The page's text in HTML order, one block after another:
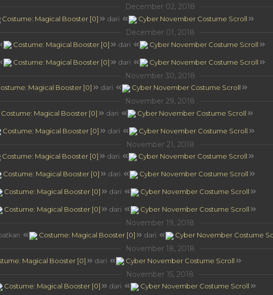
December 02, 2018
Costume: Magical Booster [0] dari Cyber November Costume Scroll
December 01, 2018
Costume: Magical Booster [0] dari Cyber November Costume Scroll
Costume: Magical Booster [0] dari Cyber November Costume Scroll
November 30, 2018
Magical Booster [0] dari Cyber November Costume Scroll
November 29, 2018
Costume: Magical Booster [0] dari Cyber November Costume Scroll
Costume: Magical Booster [0] dari Cyber November Costume Scroll
November 21, 2018
Costume: Magical Booster [0] dari Cyber November Costume Scroll
Costume: Magical Booster [0] dari Cyber November Costume Scroll
Costume: Magical Booster [0] dari Cyber November Costume Scroll
Costume: Magical Booster [0] dari Cyber November Costume Scroll
November 19, 2018
Costume: Magical Booster [0] dari Cyber November Costume
November 18, 2018
Magical Booster [0] dari Cyber November Costume Scroll
November 15, 2018
Costume: Magical Booster [0] dari Cyber November Costume Scroll